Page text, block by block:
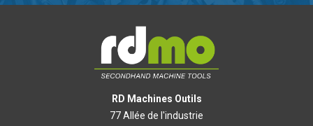
RD Machines Outils
77 Allée de l'industrie